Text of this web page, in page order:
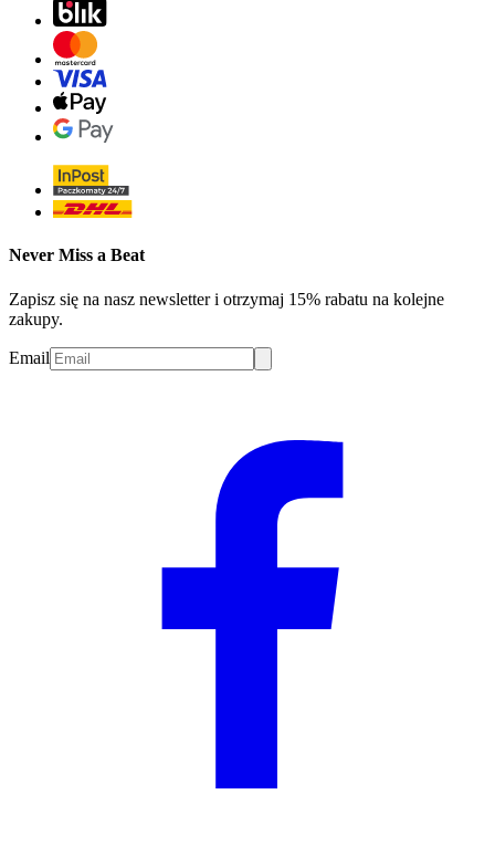
Never Miss a Beat
Zapisz się na nasz newsletter i otrzymaj 15% rabatu na kolejne
zakupy.
Email